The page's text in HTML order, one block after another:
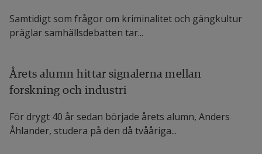
Samtidigt som frågor om kriminalitet och gängkultur
präglar samhälls­debatten tar...
Årets alumn hittar signalerna mellan
forskning och industri
För drygt 40 år sedan började årets alumn, Anders
Åhlander, studera på den då tvååriga...